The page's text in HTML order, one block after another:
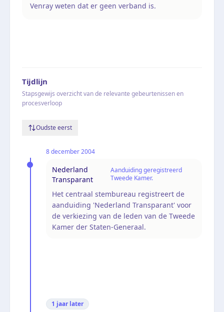
Venray weten dat er geen verband is.
Tijdlijn
Stapsgewijs overzicht van de relevante gebeurtenissen en
procesverloop
Oudste eerst
8 december 2004
Nederland
Transparant
Aanduiding geregistreerd
Tweede Kamer.
Het centraal stembureau registreert de
aanduiding 'Nederland Transparant' voor
de verkiezing van de leden van de Tweede
Kamer der Staten-Generaal.
1 jaar later